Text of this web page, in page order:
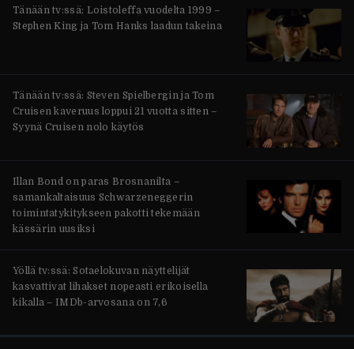
Tänään tv:ssä: Loistoleffa vuodelta 1999 –
Stephen King ja Tom Hanks laadun takeina
Tänään tv:ssä: Steven Spielbergin ja Tom
Cruisen kaveruus loppui 21 vuotta sitten –
Syynä Cruisen nolo käytös
Illan Bond on paras Brosnanilta –
samankaltaisuus Schwarzeneggerin
toimintatykitykseen pakotti tekemään
kässärin uusiksi
Yöllä tv:ssä: Sotaelokuvan näyttelijät
kasvattivat lihakset nopeasti erikoisella
kikalla – IMDb-arvosana on 7,6